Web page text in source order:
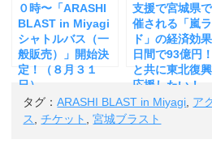
０時〜「ARASHI
BLAST in Miyagi
シャトルバス（一
般販売）」開始決
定！（８月３１
日）
支援で宮城県
催される「嵐
ド」の経済効
日間で93億円
と共に東北復
応援したい！
タグ：ARASHI BLAST in Miyagi ア
ス
,チケット ,宮城ブラスト